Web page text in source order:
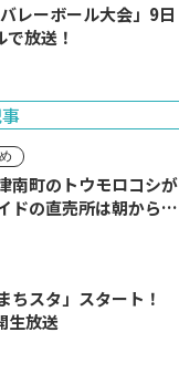
レーボール大会」9日
放送！
南町のトウモロコシが
ドの直売所は朝から長
ちスタ」スタート！
生放送